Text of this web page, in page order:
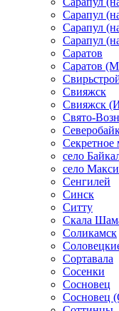
Сарапул
Сарапул
Сарапул
Саратов
Саратов
Свияжск
Свияжск
Свято-
Секретное
село
село
Сенгилей
Синск
Ситту
Скала
Соликамск
Сортавала
Сосенки
Сосновец
Сосновец